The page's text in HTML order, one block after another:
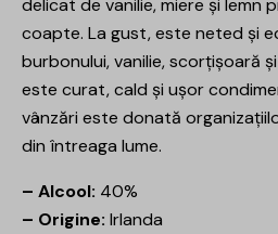
coapte. La gust, este neted și
burbonului, vanilie, scorțișoară
este curat, cald și ușor
vânzări este donată
din întreaga lume.
– Alcool: 40%
– Origine: Irlanda